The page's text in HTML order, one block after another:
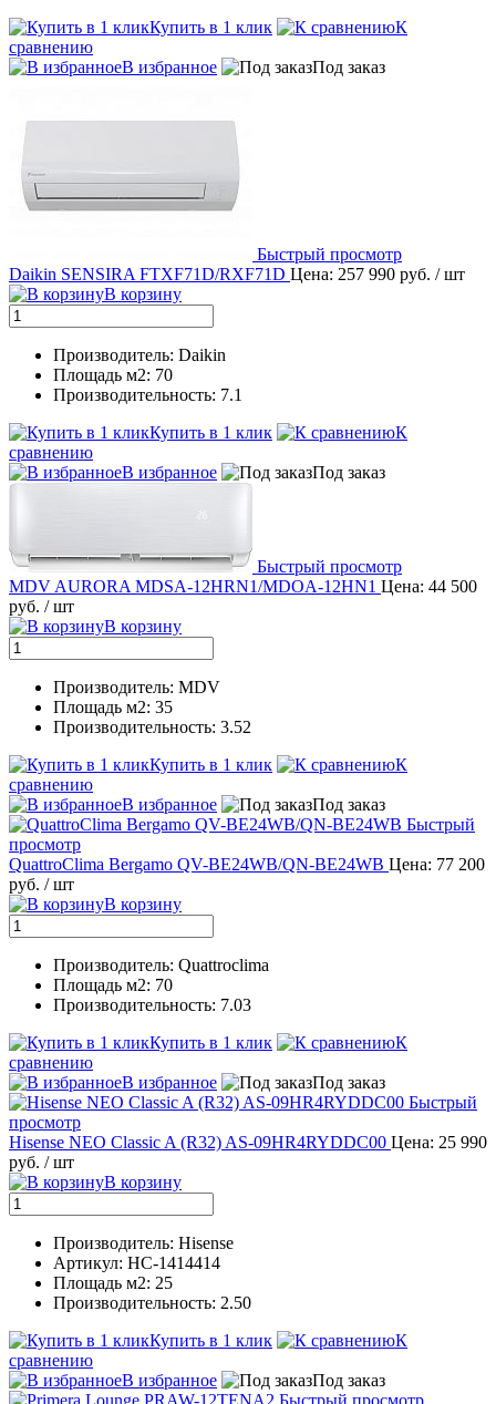
Купить в 1 клик
К
сравнению
В избранное
Под заказ
Быстрый просмотр
Daikin SENSIRA FTXF71D/RXF71D Цена: 257 990 руб. / шт
В корзину
Производитель: Daikin
Площадь м2: 70
Производительность: 7.1
Купить в 1 клик
К
сравнению
В избранное
Под заказ
Быстрый просмотр
MDV AURORA MDSA-12HRN1/MDOA-12HN1 Цена: 44 500
руб. / шт
В корзину
Производитель: MDV
Площадь м2: 35
Производительность: 3.52
Купить в 1 клик
К
сравнению
В избранное
Под заказ
Быстрый
просмотр
QuattroClima Bergamo QV-BE24WB/QN-BE24WB Цена: 77 200
руб. / шт
В корзину
Производитель: Quattroclima
Площадь м2: 70
Производительность: 7.03
Купить в 1 клик
К
сравнению
В избранное
Под заказ
Быстрый
просмотр
Hisense NEO Classic A (R32) AS-09HR4RYDDC00 Цена: 25 990
руб. / шт
В корзину
Производитель: Hisense
Артикул: НС-1414414
Площадь м2: 25
Производительность: 2.50
Купить в 1 клик
К
сравнению
В избранное
Под заказ
Быстрый просмотр